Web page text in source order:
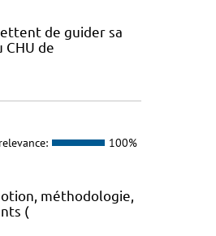
de guider sa
de
relevance: 100%
méthodologie,
(